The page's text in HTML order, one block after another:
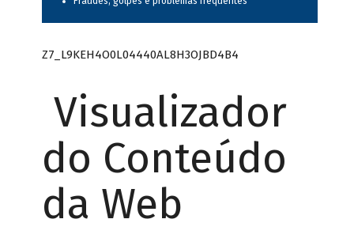
Z7_L9KEH4O0L04440AL8H3OJBD4B4
Visualizador
do Conteúdo
da Web